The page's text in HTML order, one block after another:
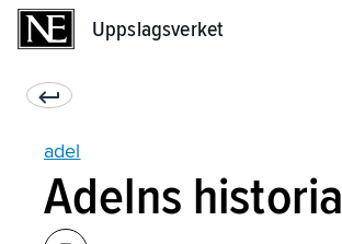
Uppslagsverket
adel
Adelns historia